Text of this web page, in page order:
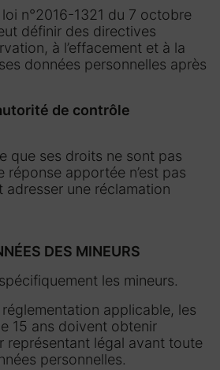
n°2016-1321 du 7 octobre
définir des directives
à l’effacement et à la
données personnelles après
de contrôle
que ses droits ne sont pas
réponse apportée n’est pas
adresser une réclamation
DES MINEURS
les mineurs.
applicable, les
15 ans doivent obtenir
représentant légal avant toute
personnelles.